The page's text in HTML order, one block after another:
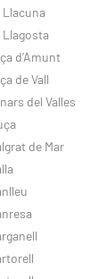
Llacuna
Llagosta
d’Amunt
de Vall
del Valles
de Mar